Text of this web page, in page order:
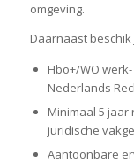
omgeving.
Daarnaast beschik
Hbo+/WO
Nederlands
Minimaal 5
juridische
Aantoonbare